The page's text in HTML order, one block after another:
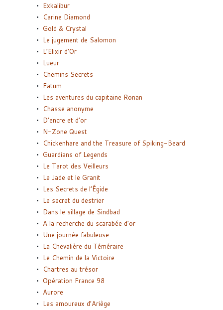
Exkalibur
Carine Diamond
Gold & Crystal
Le jugement de Salomon
L’Elixir d’Or
Lueur
Chemins Secrets
Fatum
Les aventures du capitaine Ronan
Chasse anonyme
D’encre et d’or
N-Zone Quest
Chickenhare and the Treasure of Spiking-Beard
Guardians of Legends
Le Tarot des Veilleurs
Le Jade et le Granit
Les Secrets de l’Égide
Le secret du destrier
Dans le sillage de Sindbad
A la recherche du scarabée d’or
Une journée fabuleuse
La Chevalière du Téméraire
Le Chemin de la Victoire
Chartres au trésor
Opération France 98
Aurore
Les amoureux d’Ariège